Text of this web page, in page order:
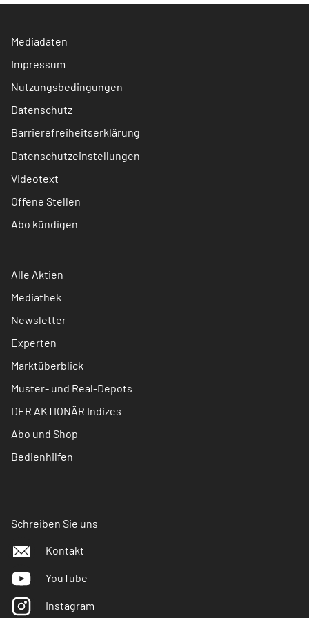
Mediadaten
Impressum
Nutzungsbedingungen
Datenschutz
Barrierefreiheitserklärung
Datenschutzeinstellungen
Videotext
Offene Stellen
Abo kündigen
Alle Aktien
Mediathek
Newsletter
Experten
Marktüberblick
Muster- und Real-Depots
DER AKTIONÄR Indizes
Abo und Shop
Bedienhilfen
Schreiben Sie uns
Kontakt
YouTube
Instagram